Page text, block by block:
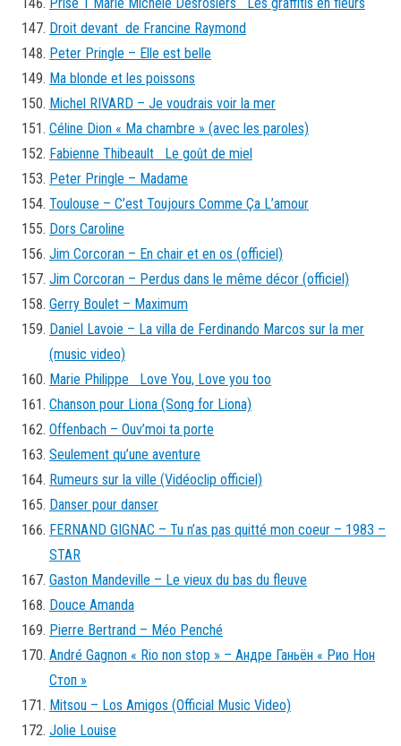
Droit devant de Francine Raymond
Peter Pringle – Elle est belle
Ma blonde et les poissons
Michel RIVARD – Je voudrais voir la mer
Céline Dion « Ma chambre » (avec les paroles)
Fabienne Thibeault Le goût de miel
Peter Pringle – Madame
Toulouse – C’est Toujours Comme Ça L’amour
Dors Caroline
Jim Corcoran – En chair et en os (officiel)
Jim Corcoran – Perdus dans le même décor (officiel)
Gerry Boulet – Maximum
Daniel Lavoie – La villa de Ferdinando Marcos sur la mer
(music video)
Marie Philippe Love You, Love you too
Chanson pour Liona (Song for Liona)
Offenbach – Ouv’moi ta porte
Seulement qu’une aventure
Rumeurs sur la ville (Vidéoclip officiel)
Danser pour danser
FERNAND GIGNAC – Tu n’as pas quitté mon coeur – 1983 –
STAR
Gaston Mandeville – Le vieux du bas du fleuve
Douce Amanda
Pierre Bertrand – Méo Penché
André Gagnon « Rio non stop » – Андре Ганьён « Рио Нон
Стоп »
Mitsou – Los Amigos (Official Music Video)
Jolie Louise